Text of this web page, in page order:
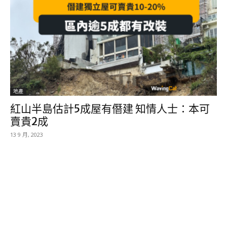
地產
紅山半島估計5成屋有僭建 知情人士：本可
賣貴2成
13 9 月, 2023